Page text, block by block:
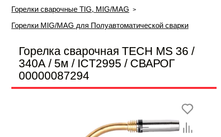
Горелки сварочные TIG, MIG/MAG
Горелки MIG/MAG для Полуавтоматической сварки
Горелка сварочная TECH MS 36 /
340А / 5м / ICT2995 / СВАРОГ
00000087294